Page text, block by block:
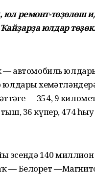
юл ремонт-төҙөлөш
юлдар
— автомобиль
— 354, 9
36 күпер, 474 һыу
эсендә 140
— Белорет